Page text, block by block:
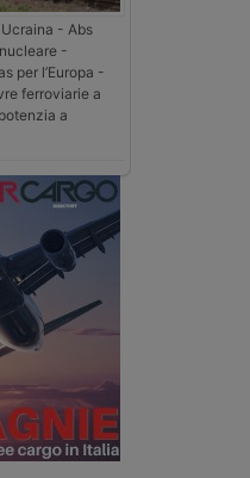
- Abs
-
per l’Europa -
ferroviarie a
a